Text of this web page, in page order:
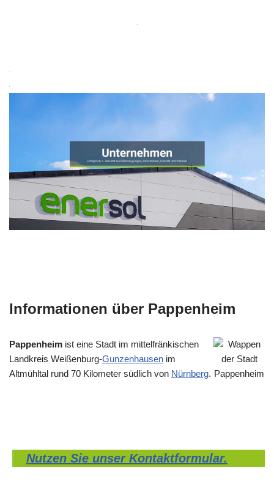
Informationen über Pappenheim
Pappenheim ist eine Stadt im mittelfränkischen
Landkreis Weißenburg-Gunzenhausen im
Altmühltal rund 70 Kilometer südlich von Nürnberg.
Nutzen Sie unser Kontaktformular.